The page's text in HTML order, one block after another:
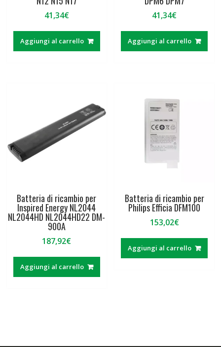
41,34€
Aggiungi al carrello
41,34€
Aggiungi al carrello
Batteria di ricambio per
Inspired Energy NL2044
NL2044HD NL2044HD22 DM-
900A
187,92€
Aggiungi al carrello
Batteria di ricambio per
Philips Efficia DFM100
153,02€
Aggiungi al carrello